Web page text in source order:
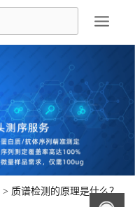
> 质谱检测的原理是什么？